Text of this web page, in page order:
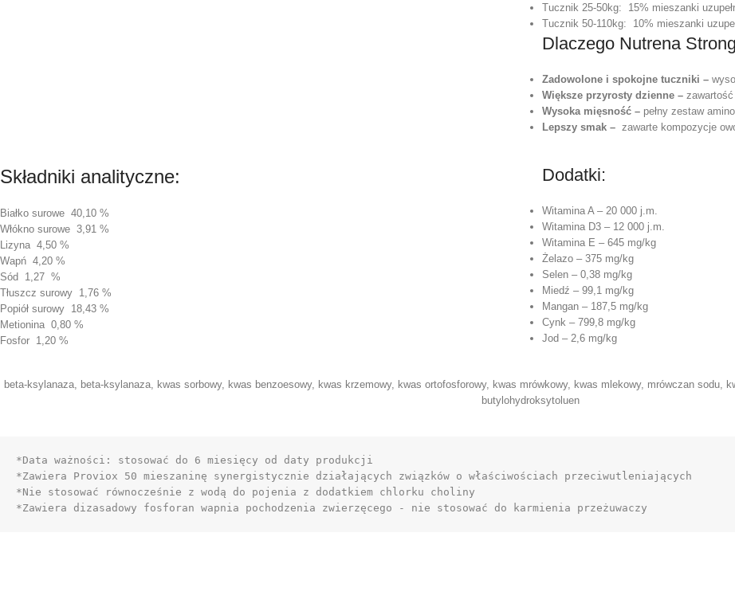
Tucznik 25-50kg: 15% mieszanki
Tucznik 50-110kg: 10% mieszanki
Dlaczego Nutrena
Zadowolone i spokojne tuczniki –
Większe przyrosty dzienne – zawartość
Wysoka mięsność – pełny zestaw
Lepszy smak – zawarte kompozycje
Składniki analityczne:
Białko surowe 40,10 %
Włókno surowe 3,91 %
Lizyna 4,50 %
Wapń 4,20 %
Sód 1,27 %
Tłuszcz surowy 1,76 %
Popiół surowy 18,43 %
Metionina 0,80 %
Fosfor 1,20 %
Dodatki:
Witamina A – 20 000 j.m.
Witamina D3 – 12 000 j.m.
Witamina E – 645 mg/kg
Żelazo – 375 mg/kg
Selen – 0,38 mg/kg
Miedź – 99,1 mg/kg
Mangan – 187,5 mg/kg
Cynk – 799,8 mg/kg
Jod – 2,6 mg/kg
beta-ksylanaza, beta-ksylanaza, kwas sorbowy, kwas benzoesowy, kwas krzemowy, kwas ortofosforowy, kwas mrówkowy, kwas mlekowy, mrówczan sodu,
butylohydroksytoluen
*Data ważności: stosować do 6 miesięcy od daty produkcji
*Zawiera Proviox 50 mieszaninę synergistycznie działających związków o właściwościach przeciwutleniających
*Nie stosować równocześnie z wodą do pojenia z dodatkiem chlorku choliny
*Zawiera dizasadowy fosforan wapnia pochodzenia zwierzęcego - nie stosować do karmienia przeżuwaczy